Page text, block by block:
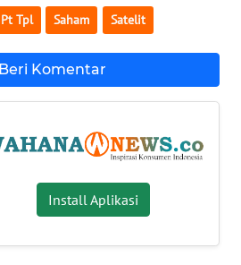
Pt Tpl Saham Satelit
Beri Komentar
Install Aplikasi